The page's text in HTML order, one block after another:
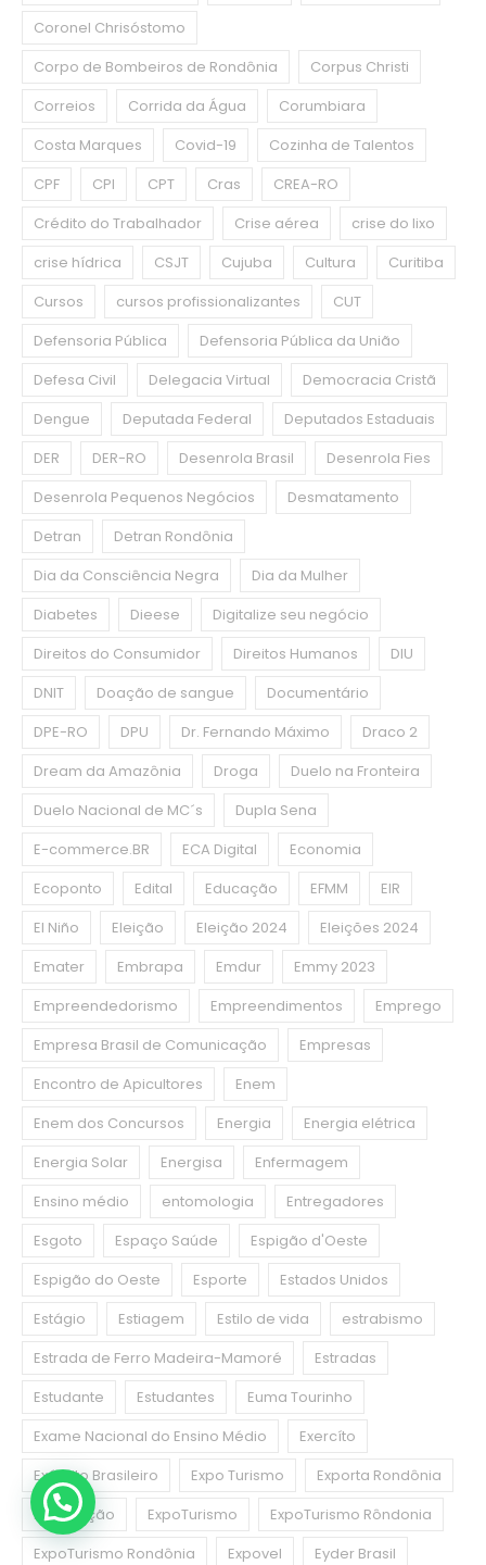
Coronel Chrisóstomo
Corpo de Bombeiros de Rondônia
Corpus Christi
Correios
Corrida da Água
Corumbiara
Costa Marques
Covid-19
Cozinha de Talentos
CPF
CPI CPT Cras
CREA-RO
Crédito do Trabalhador
Crise aérea
crise do lixo
crise hídrica
CSJT Cujuba Cultura
Curitiba
Cursos
cursos profissionalizantes
CUT
Defensoria Pública
Defensoria Pública da União
Defesa Civil
Delegacia Virtual
Democracia Cristã
Dengue
Deputada Federal
Deputados Estaduais
DER
DER-RO Desenrola Brasil
Desenrola Fies
Desenrola Pequenos Negócios
Desmatamento
Detran
Detran Rondônia
Dia da Consciência Negra
Dia da Mulher
Diabetes
Dieese
Digitalize seu negócio
Direitos do Consumidor
Direitos Humanos
DIU
DNIT
Doação de sangue
Documentário
DPE-RO
DPU Dr. Fernando Máximo
Draco 2
Dream da Amazônia
Droga
Duelo na Fronteira
Duelo Nacional de MC´s
Dupla Sena
E-commerce.BR
ECA Digital
Economia
Ecoponto
Edital Educação EFMM
EIR
El Niño
Eleição Eleição 2024
Eleições 2024
Emater
Embrapa Emdur
Emmy 2023
Empreendedorismo
Empreendimentos
Emprego
Empresa Brasil de Comunicação
Empresas
Encontro de Apicultores
Enem
Enem dos Concursos
Energia
Energia elétrica
Energia Solar
Energisa
Enfermagem
Ensino médio
entomologia
Entregadores
Esgoto
Espaço Saúde
Espigão d'Oeste
Espigão do Oeste
Esporte
Estados Unidos
Estágio
Estiagem Estilo de vida
estrabismo
Estrada de Ferro Madeira-Mamoré
Estradas
Estudante
Estudantes
Euma Tourinho
Exame Nacional do Ensino Médio
Exercíto
Exército Brasileiro
Expo Turismo
Exporta Rondônia
Exportação
ExpoTurismo
ExpoTurismo Rôndonia
ExpoTurismo Rondônia
Expovel Eyder Brasil